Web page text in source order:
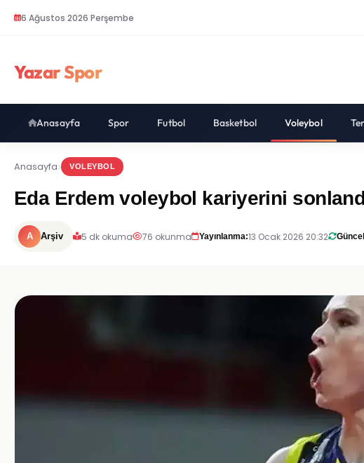
6 Ağustos 2026 Perşembe
Yazar Spor
Anasayfa Spor Futbol Basketbol Voleybol
Anasayfa VOLEYBOL
Eda Erdem voleybol kariyerini
A Arşiv 5 dk okuma 76 okunma Yayınlanma:13 Ocak 2026 20:32